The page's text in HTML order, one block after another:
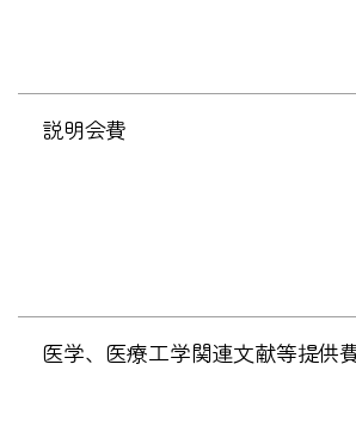
説明会費
医学、医療工学関連文献等提供